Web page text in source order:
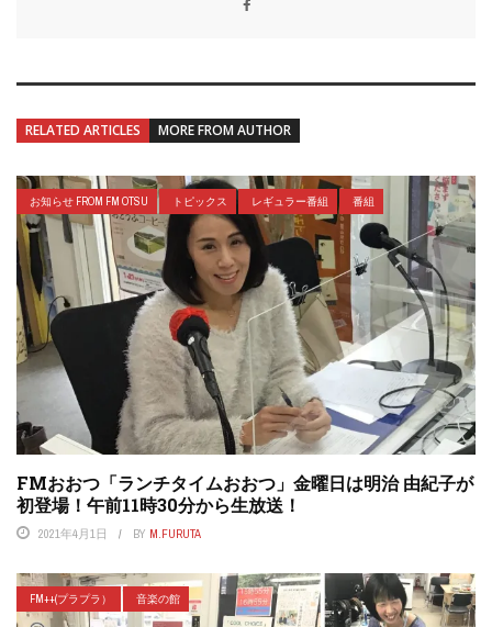
RELATED ARTICLES MORE FROM AUTHOR
お知らせ FROM FM OTSU トピックス レギュラー番組 番組
FMおおつ「ランチタイムおおつ」金曜日は明治 由紀子が
初登場！午前11時30分から生放送！
2021年4月1日 BY M.FURUTA
FM++(プラプラ） 音楽の館